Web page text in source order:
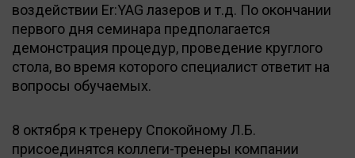
воздействии Er:YAG лазеров и т.д. По окончании
первого дня семинара предполагается
демонстрация процедур, проведение круглого
стола, во время которого специалист ответит на
вопросы обучаемых.
8 октября к тренеру Спокойному Л.Б.
присоединятся коллеги-тренеры компании